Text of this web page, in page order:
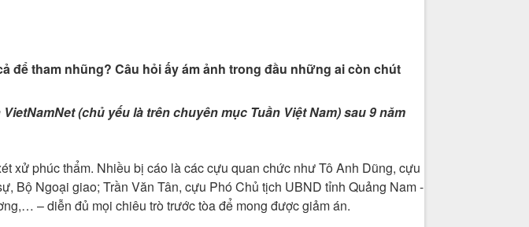
để tham nhũng? Câu hỏi ấy ám ảnh trong đầu những ai còn chút
(chủ yếu là trên chuyên mục Tuần Việt Nam) sau 9 năm
xử phúc thẩm. Nhiều bị cáo là các cựu quan chức như Tô Anh Dũng, cựu
Bộ Ngoại giao; Trần Văn Tân, cựu Phó Chủ tịch UBND tỉnh Quảng Nam -
– diễn đủ mọi chiêu trò trước tòa để mong được giảm án.